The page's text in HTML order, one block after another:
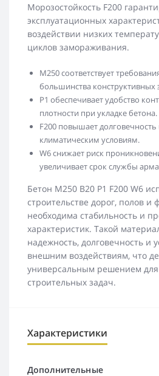
Морозостойкость F200
эксплуатационных
воздействии низких
циклов замораживания.
М250 соответствует
большинства конструктивных
Р1 обеспечивает удобство
плотности при укладке бетона.
F200 повышает долговечность
климатическим условиям.
W6 снижает риск
увеличивает срок службы
Бетон М250 В20 Р1 F200 W6
строительстве дорог, полов и
необходима стабильность и
характеристик. Такой
надежность, долговечность и
внешним воздействиям, что
универсальным решением
строительных задач.
Характеристики
Дополнительные